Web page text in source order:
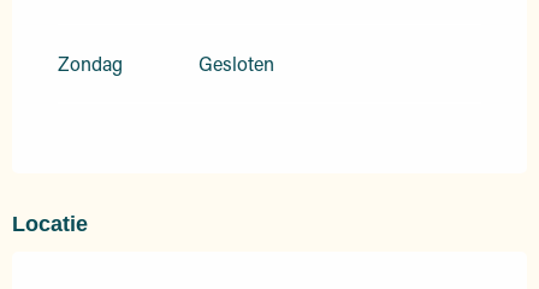
Zondag Gesloten
Locatie